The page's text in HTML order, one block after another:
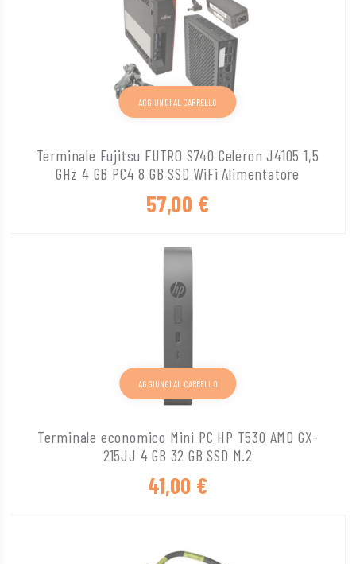
Terminale Fujitsu FUTRO S740 Celeron J4105 1,5
GHz 4 GB PC4 8 GB SSD WiFi Alimentatore
57,00 €
AGGIUNGI AL CARRELLO
Terminale economico Mini PC HP T530 AMD GX-
215JJ 4 GB 32 GB SSD M.2
41,00 €
AGGIUNGI AL CARRELLO